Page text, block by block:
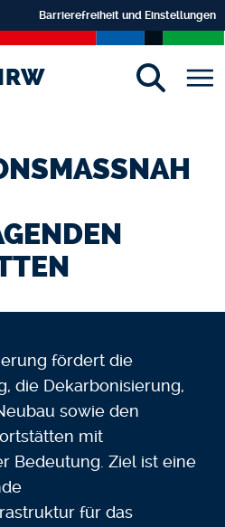
Direkt zum Inhalt
Select your language
Barrierefreiheit und Einstellungen
S
fördert die
die Dekarbonisierung,
sowie den
mit
Bedeutung. Ziel ist eine
für das